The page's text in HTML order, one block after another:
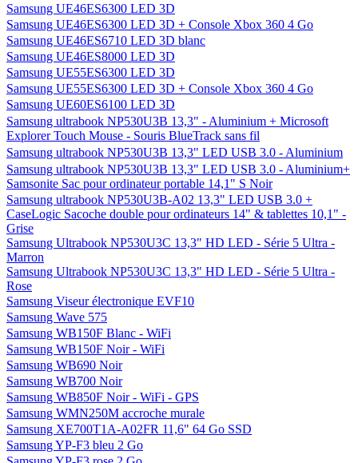
Samsung UE46ES6300 LED 3D
Samsung UE46ES6300 LED 3D + Console Xbox 360 4 Go
Samsung UE46ES6710 LED 3D blanc
Samsung UE46ES8000 LED 3D
Samsung UE55ES6300 LED 3D
Samsung UE55ES6300 LED 3D + Console Xbox 360 4 Go
Samsung UE60ES6100 LED 3D
Samsung ultrabook NP530U3B 13,3" - Aluminium + Microsoft
Explorer Touch Mouse - Souris BlueTrack sans fil
Samsung ultrabook NP530U3B 13,3" LED USB 3.0 - Aluminium
Samsung ultrabook NP530U3B 13,3" LED USB 3.0 - Aluminium+
Samsonite Sac pour ordinateur portable 14,1" S Noir
Samsung ultrabook NP530U3B-A02 13,3" LED USB 3.0 +
CaseLogic Sacoche double pour ordinateurs 14" & tablettes 10,1" -
Grise
Samsung Ultrabook NP530U3C 13,3" HD LED - Série 5 Ultra -
Marron
Samsung Ultrabook NP530U3C 13,3" HD LED - Série 5 Ultra -
Rose
Samsung Viseur électronique EVF10
Samsung Wave 575
Samsung WB150F Blanc - WiFi
Samsung WB150F Noir - WiFi
Samsung WB690 Noir
Samsung WB700 Noir
Samsung WB850F Noir - WiFi - GPS
Samsung WMN250M accroche murale
Samsung XE700T1A-A02FR 11,6" 64 Go SSD
Samsung YP-F3 bleu 2 Go